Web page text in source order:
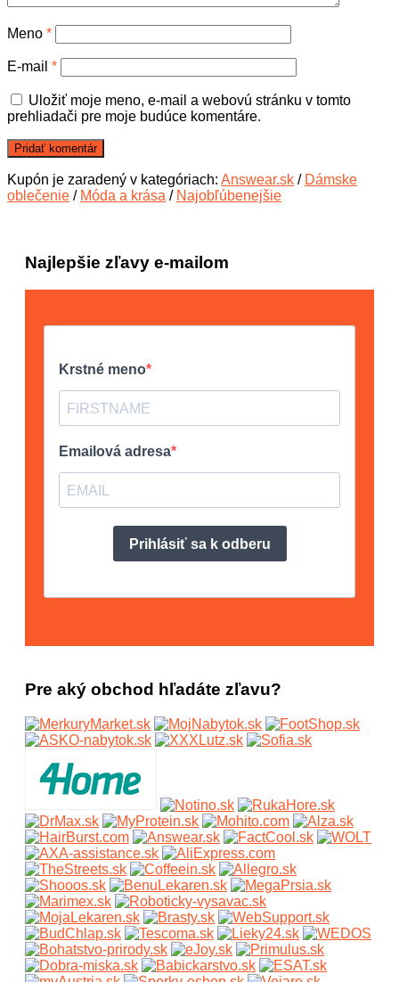
Meno *
E-mail *
Uložiť moje meno, e-mail a webovú stránku v tomto
prehliadači pre moje budúce komentáre.
Kupón je zaradený v kategóriach: Answear.sk / Dámske
oblečenie / Móda a krása / Najobľúbenejšie
Najlepšie zľavy e-mailom
Pre aký obchod hľadáte zľavu?